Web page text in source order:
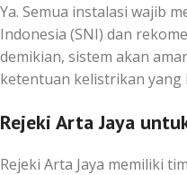
Ya. Semua instalasi wajib
Indonesia (SNI) dan
demikian, sistem akan
ketentuan kelistrikan yang
Rejeki Arta Jaya
Rejeki Arta Jaya memiliki